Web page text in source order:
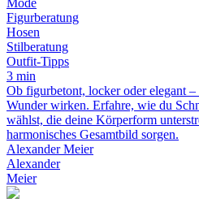
Mode
Figurberatung
Hosen
Stilberatung
Outfit-Tipps
3 min
Ob figurbetont, locker oder elegant
Wunder wirken. Erfahre, wie du
wählst, die deine Körperform
harmonisches Gesamtbild sorgen.
Alexander Meier
Alexander
Meier